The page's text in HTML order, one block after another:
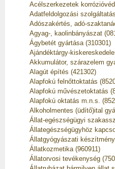
Acélszerkezetek
Adatfeldolgozási
Adószakértés, adó-
Agyag-, kaolinbányászat
Ágybetét gyártása (310301)
Ajándéktárgy-
Akkumulátor, szárazelem
Alagút építés (421302)
Alapfokú felnőttoktatás
Alapfokú művészetoktatás
Alapfokú oktatás m.n.s.
Alkoholmentes (üdítő)ital
Állat-egészségügyi
Állategészségügyhöz
Állatgyógyászati
Állatkozmetika (960911)
Állatorvosi tevékenység